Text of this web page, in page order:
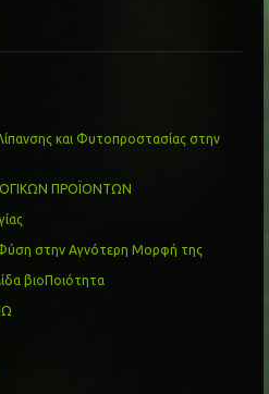
και Φυτοπροστασίας στην
ΠΡΟΪΟΝΤΩΝ
Φύση στην Αγνότερη Μορφή της
βιοΠοιότητα